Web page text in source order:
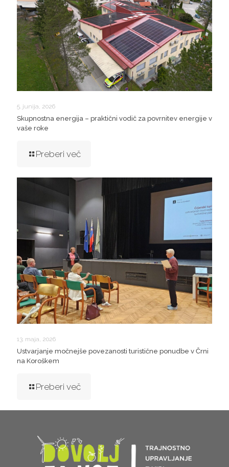
5. junija, 2026
Skupnostna energija – praktični vodič za povrnitev energije v
vaše roke
Preberi več
13. maja, 2026
Ustvarjanje močnejše povezanosti turistične ponudbe v Črni
na Koroškem
Preberi več